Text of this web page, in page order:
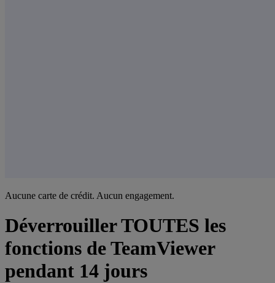
Aucune carte de crédit. Aucun engagement.
Déverrouiller TOUTES les
fonctions de TeamViewer
pendant 14 jours